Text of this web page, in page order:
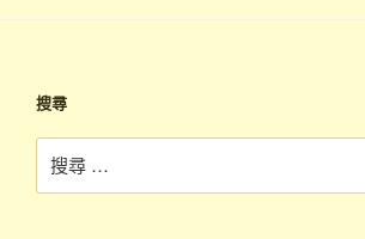
搜尋
尋：